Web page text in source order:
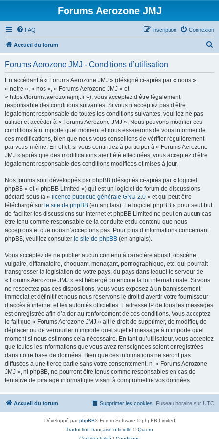
Forums Aerozone JMJ
FAQ Connexion
Inscription
Accueil du forum
Forums Aerozone JMJ - Conditions d’utilisation
En accédant à « Forums Aerozone JMJ » (désigné ci-après par « nous »,
« notre », « nos », « Forums Aerozone JMJ » et
« https://forums.aerozonejmj.fr »), vous acceptez d’être légalement
responsable des conditions suivantes. Si vous n’acceptez pas d’être
légalement responsable de toutes les conditions suivantes, veuillez ne pas
utiliser et accéder à « Forums Aerozone JMJ ». Nous pouvons modifier ces
conditions à n’importe quel moment et nous essaierons de vous informer de
ces modifications, bien que nous vous conseillons de vérifier régulièrement
par vous-même. En effet, si vous continuez à participer à « Forums Aerozone
JMJ » après que des modifications aient été effectuées, vous acceptez d’être
légalement responsable des conditions modifiées et mises à jour.
Nos forums sont développés par phpBB (désignés ci-après par « logiciel
phpBB » et « phpBB Limited ») qui est un logiciel de forum de discussions
déclaré sous la « licence publique générale GNU 2.0 » et qui peut être
téléchargé sur le site de phpBB (en anglais). Le logiciel phpBB a pour seul but
de faciliter les discussions sur internet et phpBB Limited ne peut en aucun cas
être tenu comme responsable de la conduite et du contenu que nous
acceptons et que nous n’acceptons pas. Pour plus d’informations concernant
phpBB, veuillez consulter le site de phpBB (en anglais).
Vous acceptez de ne publier aucun contenu à caractère abusif, obscène,
vulgaire, diffamatoire, choquant, menaçant, pornographique, etc. qui pourrait
transgresser la législation de votre pays, du pays dans lequel le serveur de
« Forums Aerozone JMJ » est hébergé ou encore la loi internationale. Si vous
ne respectez pas ces dispositions, vous vous exposez à un bannissement
immédiat et définitif et nous nous réservons le droit d’avertir votre fournisseur
d’accès à internet et les autorités officielles. L’adresse IP de tous les messages
est enregistrée afin d’aider au renforcement de ces conditions. Vous acceptez
le fait que « Forums Aerozone JMJ » ait le droit de supprimer, de modifier, de
déplacer ou de verrouiller n’importe quel sujet et message à n’importe quel
moment si nous estimons cela nécessaire. En tant qu’utilisateur, vous acceptez
que toutes les informations que vous avez renseignées soient enregistrées
dans notre base de données. Bien que ces informations ne seront pas
diffusées à une tierce partie sans votre consentement, ni « Forums Aerozone
JMJ », ni phpBB, ne pourront être tenus comme responsables en cas de
tentative de piratage informatique visant à compromettre vos données.
Accueil du forum Fuseau horaire sur UTC
Supprimer les cookies
Développé parphpBB® Forum Software © phpBB Limited
Traduction française officielle ©Qiaeru